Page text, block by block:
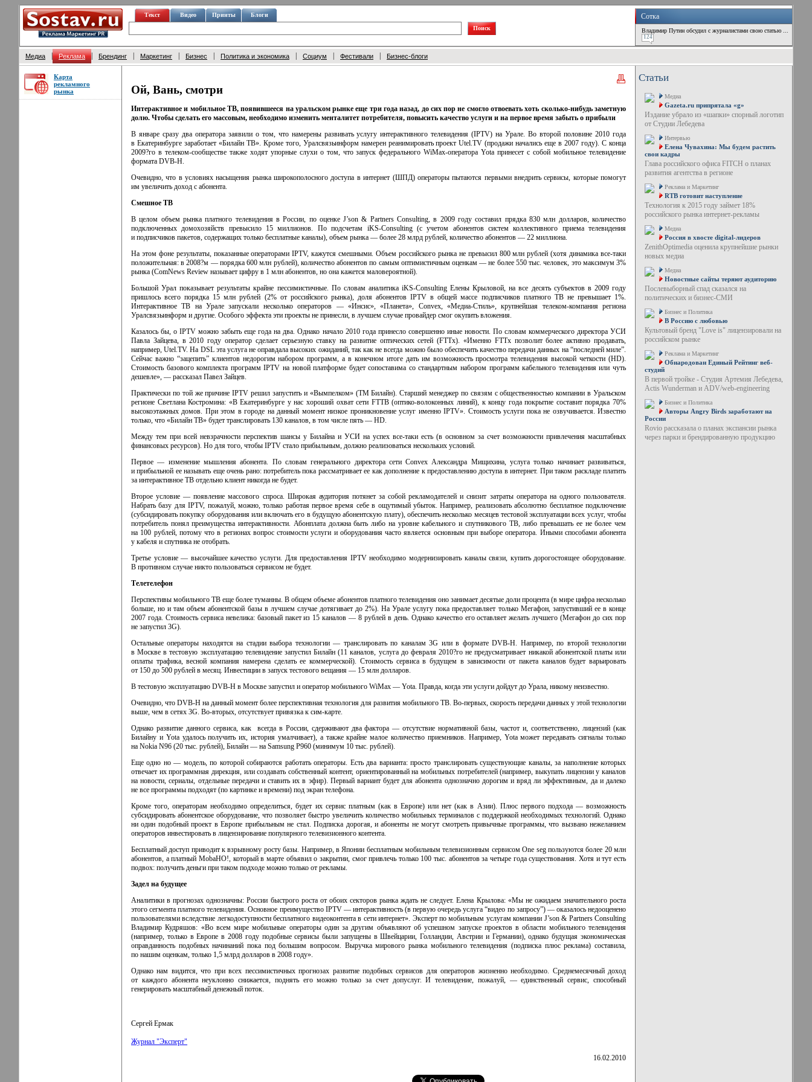
Текст Видео Принты Блоги Сотка
Владимир Путин обсудил с журналистами свою статью ...
124
Медиа Реклама Брендинг Маркетинг Бизнес Политика и экономика Социум Фестивали Бизнес-блоги
Карта
рекламного
рынка
Ой, Вань, смотри
Интерактивное и мобильное ТВ, появившееся на уральском рынке еще три года назад, до сих пор не смогло отвоевать хоть сколько-нибудь заметную
долю. Чтобы сделать его массовым, необходимо изменить менталитет потребителя, повысить качество услуги и на первое время забыть о прибыли
B январе сразу два оператора заявили о том, что намерены развивать услугу интерактивного телевидения (IPTV) на Урале. Во второй половине 2010 года
в Екатеринбурге заработает «Билайн ТВ». Кроме того, Уралсвязьинформ намерен реанимировать проект Utel.TV (продажи начались еще в 2007 году). С конца
2009?го в телеком-сообще­стветакже ходят упорные слухи о том, что запуск федеральногоWiMax-оператора Yota принесет с собой мобильное телевидение
формата DVB-H.
Очевидно, что в условиях насыщения рынка широкополосного доступа в интернет (ШПД) операторы пытаются первыми внедрить сервисы, которые помогут
им увеличить доход с абонента.
Смешное ТВ
В целом объем рынка платного телевидения в России, по оценке J’son & Partners Consulting, в 2009 году составил прядка 830 млн долларов, количество
подключенных домохозяйств превысило 15 миллионов. По подсчетам iKS-Consulting(с учетом абонентов систем коллективного приема телевидения
и подписчиков пакетов, содержащих только бесплатные каналы), объем рынка — более 28 млрд рублей, количество абонентов — 22 миллиона.
На этом фоне результаты, показанные операторами IPTV, кажутся смешными. Объем российского рынка не превысил 800 млн рублей (хотя динамика все-таки
положительная: в 2008?м — порядка 600 млн рублей), количество абонентов по самым оптимистичным оценкам — не более 550 тыс. человек, это максимум 3%
рынка (ComNews Review называет цифру в 1 млн абонентов, но она кажется маловероятной).
Большой Урал показывает результаты крайне пессимистичные. По словам аналитика iKS-Consulting Елены Крыловой, на все десять субъектов в 2009 году
пришлось всего порядка 15 млн рублей (2% от российского рынка), доля абонентов IPTV в общей массе подписчиков платного ТВ не превышает 1%.
Интерактивное ТВ на Урале запускали несколько операторов — «Инсис», «Планета», Convex, «Медиа-Стиль», крупнейшая телеком-компаниярегиона
Уралсвязьинформ и другие. Особого эффекта эти проекты не принесли, в лучшем случае провайдер смог окупить вложения.
Казалось бы, о IPTV можно забыть еще года на два. Однако начало 2010 года принесло совершенно иные новости. По словам коммерческого директора УСИ
Павла Зайцева, в 2010 году оператор сделает серьезную ставку на развитие оптических сетей (FTTx). «Именно FTTx позволит более активно продавать,
например, Utel.TV. На DSL эта услуга не оправдала высоких ожиданий, так как не всегда можно было обеспечить качество передачи данных на “последней миле”.
Сейчас важно “зацепить” клиентов недорогим набором программ, а в конечном итоге дать им возможность просмотра телевидения высокой четкости (HD).
Стоимость базового комплекта программ IPTV на новой платформе будет сопоставима со стандартным набором программ кабельного телевидения или чуть
дешевле», — рассказал Павел Зайцев.
Практически по той же причине IPTV решил запустить и «Вымпелком» (ТМ Билайн). Старший менеджер по связям с общественностью компании в Уральском
регионе Светлана Костромина: «В Екатеринбурге у нас хороший охват сети FTTB (оптико-волоконных линий), к концу года покрытие составит порядка 70%
высокоэтажных домов. При этом в городе на данный момент низкое проникновение услуг именно IPTV». Стоимость услуги пока не озвучивается. Известно
только, что «Билайн ТВ» будет транслировать 130 каналов, в том числе пять — HD.
Между тем при всей невзрачности перспектив шансы у Билайна и УСИ на успех все-таки есть (в основном за счет возможности привлечения масштабных
финансовых ресурсов). Но для того, чтобы IPTV стало прибыльным, должно реализоваться нескольких условий.
Первое — изменение мышления абонента. По словам генерального директора сети Convex Александра Мищихина, услуга только начинает развиваться,
и прибыльной ее называть еще очень рано: потребитель пока рассматривает ее как дополнение к предоставлению доступа в интернет. При таком раскладе платить
за интерактивное ТВ отдельно клиент никогда не будет.
Второе условие — появление массового спроса. Широкая аудитория потянет за собой рекламодателей и снизит затраты оператора на одного пользователя.
Набрать базу для IPTV, пожалуй, можно, только работая первое время себе в ощутимый убыток. Например, реализовать абсолютно бесплатное подключение
(субсидировать покупку оборудования или включать его в будущую абонентскую плату), обеспечить несколько месяцев тестовой эксплуатации всех услуг, чтобы
потребитель понял преимущества интерактивности. Абонплата должна быть либо на уровне кабельного и спутникового ТВ, либо превышать ее не более чем
на 100 рублей, потому что в регионах вопрос стоимости услуги и оборудования часто является основным при выборе оператора. Иными способами абонента
у кабеля и спутника не отобрать.
Третье условие — высочайшее качество услуги. Для предоставления IPTV необходимо модернизировать каналы связи, купить дорогостоящее оборудование.
В противном случае никто пользоваться сервисом не будет.
Телетелефон
Перспективы мобильного ТВ еще более туманны. В общем объеме абонентов платного телевидения оно занимает десятые доли процента (в мире цифра несколько
больше, но и там объем абонентской базы в лучшем случае дотягивает до 2%). На Урале услугу пока предоставляет только Мегафон, запустивший ее в конце
2007 года. Стоимость сервиса невелика: базовый пакет из 15 каналов — 8 рублей в день. Однако качество его оставляет желать лучшего (Мегафон до сих пор
не запустил 3G).
Остальные операторы находятся на стадии выбора технологии — транслировать по каналам 3G или в форматеDVB-H.
Например, по второй технологии
в Москве в тестовую эксплуатацию телевидение запустил Билайн (11 каналов, услуга до февраля 2010?го не предусматривает никакой абонентской платы или
оплаты трафика, весной компания намерена сделать ее коммерческой). Стоимость сервиса в будущем в зависимости от пакета каналов будет варьировать
от 150 до 500 рублей в месяц. Инвестиции в запуск тестового вещания — 15 млн долларов.
В тестовую эксплуатацию DVB-H в Москве запустил и оператор мобильного WiMax — Yota. Правда, когда эти услуги дойдут до Урала, никому неизвестно.
Очевидно, что DVB-H на данный момент более перспективная технология для развития мобильного ТВ. Во-первых , скорость передачи данных у этой технологии
выше, чем в сетях 3G. Во-вторых , отсутствует привязка к сим-карте.
Однако развитие данного сервиса, как всегда в России, сдерживают два фактора — отсутствие нормативной базы, частот и, соответственно, лицензий (как
Билайну и Yota удалось получить их, история умалчивает), а также крайне малое количество приемников. Например, Yota может передавать сигналы только
на Nokia N96 (20 тыс. рублей), Билайн — на Samsung P960 (минимум 10 тыс. рублей).
Еще одно но — модель, по которой собираются работать операторы. Есть два варианта: просто транслировать существующие каналы, за наполнение которых
отвечает их программная дирекция, или создавать собственный контент, ориентированный на мобильных потребителей (например, выкупать лицензии у каналов
на новости, сериалы, отдельные передачи и ставить их в эфир). Первый вариант будет для абонента однозначно дорогим и вряд ли эффективным, да и далеко
не все программы подходят (по картинке и времени) под экран телефона.
Кроме того, операторам необходимо определиться, будет их сервис платным (как в Европе) или нет (как в Азии). Плюс первого подхода — возможность
субсидировать абонентское оборудование, что позволяет быстро увеличить количество мобильных терминалов с поддержкой необходимых технологий. Однако
ни один подобный проект в Европе прибыльным не стал. Подписка дорогая, и абоненты не могут смотреть привычные программы, что вызвано нежеланием
операторов инвестировать в лицензирование популярного телевизионного контента.
Бесплатный доступ приводит к взрывному росту базы. Например, в Японии бесплатным мобильным телевизионным сервисом One seg пользуются более 20 млн
абонентов, а платный MobaHO!, который в марте объявил о закрытии, смог привлечь только 100 тыс. абонентов за четыре года существования. Хотя и тут есть
подвох: получить деньги при таком подходе можно только от рекламы.
Задел на будущее
Аналитики в прогнозах однозначны: России быстрого роста от обоих секторов рынка ждать не следует. Елена Крылова: «Мы не ожидаем значительного роста
этого сегмента платного телевидения. Основное преимущество IPTV — интерактивность (в первую очередь услуга “видео по запросу”) — оказалось недооценено
пользователями вследствие легкодоступности бесплатного видеоконтента в сети интернет». Эксперт по мобильным услугам компании J’son & Partners Consulting
Владимир Кудряшов: «Во всем мире мобильные операторы один за другим объявляют об успешном запуске проектов в области мобильного телевидения
(например, только в Европе в 2008 году подобные сервисы были запущены в Швейцарии, Голландии, Австрии и Германии), однако будущая экономическая
оправданность подобных начинаний пока под большим вопросом. Выручка мирового рынка мобильного телевидения (подписка плюс реклама) составила,
по нашим оценкам, только 1,5 млрд долларов в 2008 году».
Однако нам видится, что при всех пессимистичных прогнозах развитие подобных сервисов для операторов жизненно необходимо. Среднемесячный доход
от каждого абонента неуклонно снижается, поднять его можно только за счет допуслуг. И телевидение, пожалуй, — единственный сервис, способный
генерировать масштабный денежный поток.
Сергей Ермак
Журнал "Эксперт"
16.02.2010
Статьи
Медиа
Gazeta.ru припрятала «g»
Издание убрало из «шапки» спорный логотип
от Студии Лебедева
Интервью
Елена Чувахина: Мы будем растить
свои кадры
Глава российского офиса FITCH о планах
развития агентства в регионе
Реклама и Маркетинг
RTB готовит наступление
Технология к 2015 году займет 18%
российского рынка интернет-рекламы
Медиа
Россия в хвосте digital-лидеров
ZenithOptimedia оценила крупнейшие рынки
новых медиа
Медиа
Новостные сайты теряют аудиторию
Послевыборный спад сказался на
политических и бизнес-СМИ
Бизнес и Политика
В Россию с любовью
Культовый бренд "Love is" лицензировали на
российском рынке
Реклама и Маркетинг
Обнародован Единый Рейтинг веб-
студий
В первой тройке - Студия Артемия Лебедева,
Actis Wunderman и ADV/web-engineering
Бизнес и Политика
Авторы Angry Birds заработают на
России
Rovio рассказала о планах экспансии рынка
через парки и брендированную продукцию